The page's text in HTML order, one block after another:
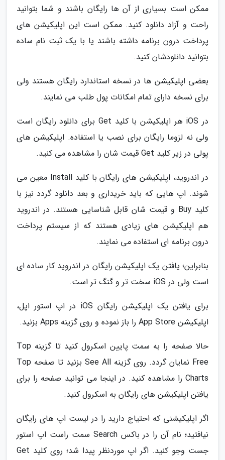
ممکن است بسیاری از آن ها رایگان باشند و شما بتوانید
راحت و آزاد دانلود کنید. ممکن است این اپلیکیشن های
پرداخت درون برنامه داشته باشند یا با یک ثبت نام ساده
بتوانید دانلودشان کنید.
بعضی اپلیکیشن ها در نسخه استاندارد رایگان هستند ولی
برای نسخه دارای تمام امکانات پول طلب می نمایند.
در iOS هر اپلیکیشن با کلید Get برای دانلود رایگان است
ولی نه لزوما رایگان برای نصب یا استفاده. اپلیکیشن های
پولی در زیر کلید Get قیمت شان را مشاهده می کنید.
در اندروید، اپلیکیشن های رایگان با کلید Install معین می
شوند. اپ هایی که باید خریداری و بعد دانلود گردد نیز با
کلید Buy و قیمت شان قابل شناسایی هستند. در اندروید
هم اپلیکیشن های زیادی هستند که از سیستم پرداخت
درون برنامه ای استفاده می نمایند.
بنابراین؛ یافتن یک اپلیکیشن رایگان در اندروید کار ساده ای
است ولی در iOS سخت تر و گنگ تر است.
برای یافتن یک اپلیکیشن رایگان iOS در اپ استور اپل،
اپلیکیشن App Store را باز نموده و روی گزینه Apps بزنید.
حالا صفحه را به سمت پایین اسکرول کنید تا گزینه Top
Free نمایان گردد. روی گزینه See All بزنید تا صفحه Top
Charts را مشاهده کنید. در اینجا می توانید صفحه را برای
یافتن اپلیکیشن های رایگان به اسکرول کنید.
اگر اپلیکیشنی که احتیاج دارید را در لیست اپ های رایگان
نیافتید؛ نام آن را در باکس Search سمت راست اپ استور
جست وجو کنید. اگر اپ موردنظر پیدا شد؛ روی کلید Get